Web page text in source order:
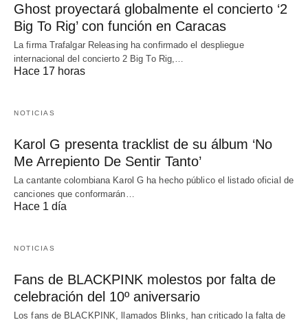
Ghost proyectará globalmente el concierto ‘2
Big To Rig’ con función en Caracas
La firma Trafalgar Releasing ha confirmado el despliegue
internacional del concierto 2 Big To Rig,…
Hace 17 horas
NOTICIAS
Karol G presenta tracklist de su álbum ‘No
Me Arrepiento De Sentir Tanto’
La cantante colombiana Karol G ha hecho público el listado oficial de
canciones que conformarán…
Hace 1 día
NOTICIAS
Fans de BLACKPINK molestos por falta de
celebración del 10º aniversario
Los fans de BLACKPINK, llamados Blinks, han criticado la falta de